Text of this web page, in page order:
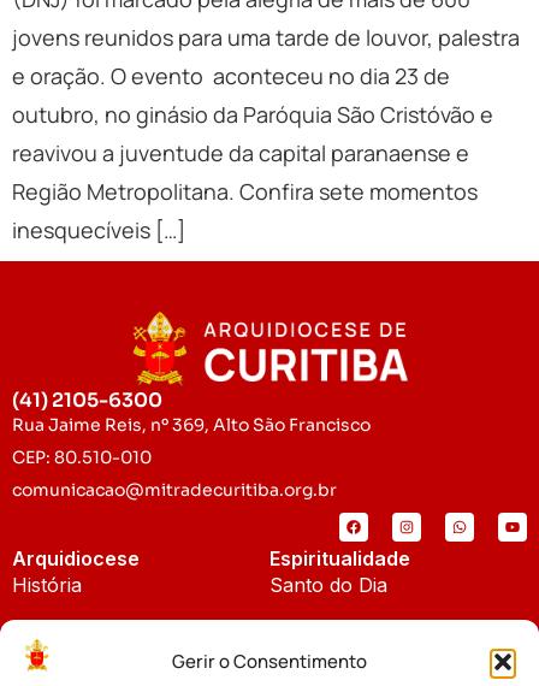
Gerir o Consentimento
jovens reunidos para uma tarde de louvor, palestra
e oração. O evento aconteceu no dia 23 de
outubro, no ginásio da Paróquia São Cristóvão e
reavivou a juventude da capital paranaense e
Região Metropolitana. Confira sete momentos
inesquecíveis […]
(41) 2105-6300
Rua Jaime Reis, nº 369, Alto São Francisco
CEP: 80.510-010
comunicacao@mitradecuritiba.org.br
Arquidiocese
História
Padroeira
Espiritualidade
Santo do Dia